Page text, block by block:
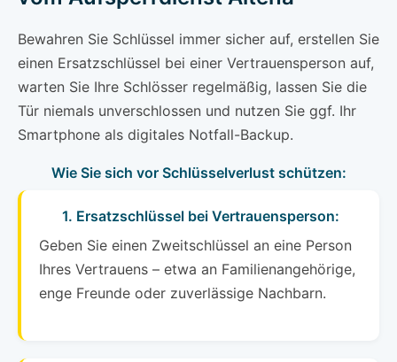
Bewahren Sie Schlüssel immer sicher auf, erstellen Sie
einen Ersatzschlüssel bei einer Vertrauensperson auf,
warten Sie Ihre Schlösser regelmäßig, lassen Sie die
Tür niemals unverschlossen und nutzen Sie ggf. Ihr
Smartphone als digitales Notfall-Backup.
Wie Sie sich vor Schlüsselverlust schützen:
1. Ersatzschlüssel bei Vertrauensperson:
Geben Sie einen Zweitschlüssel an eine Person
Ihres Vertrauens – etwa an Familienangehörige,
enge Freunde oder zuverlässige Nachbarn.